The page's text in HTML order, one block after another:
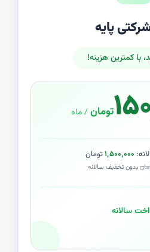
پایه
با کمترین هزینه!
تومان/ ماه
۱٬۵۰۰٬۰۰۰تومان
بدون تخفیف سالانه